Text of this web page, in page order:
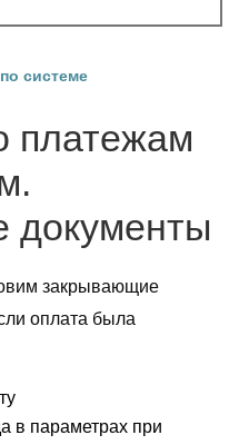
системе
платежам
закрывающие
оплата была
в параметрах при